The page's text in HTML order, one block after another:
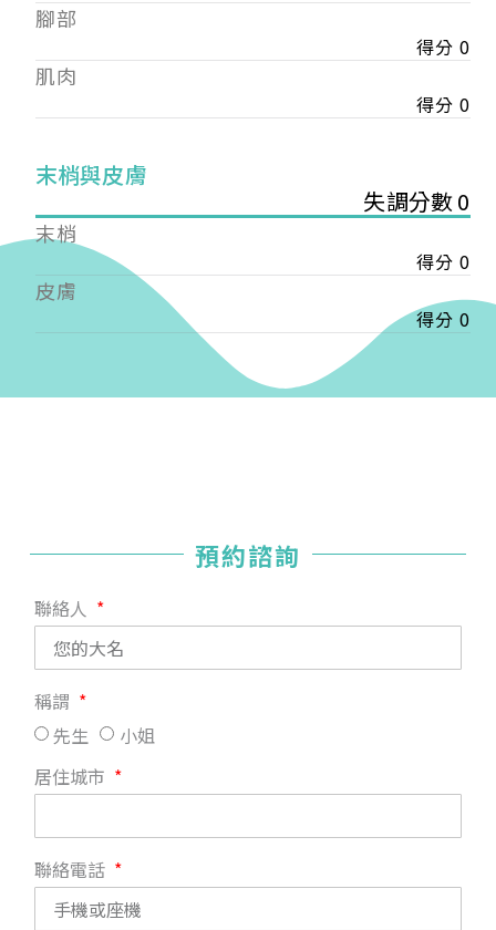
腳部
得分 0
肌肉
得分 0
末梢與皮膚
失調分數 0
末梢
得分 0
皮膚
得分 0
預約諮詢
聯絡人
稱謂
先生
小姐
居住城市
聯絡電話
——
【會費】
個人會員:
入會費新臺幣1200元，於會員入會時繳納；常年會
入會費新臺幣3000元，於會員入會時繳納；常年會
戶名: 社團法人台灣自律神經健康培訓暨發展協會
帳號: 003-03-501566-2
銀行: (013) 國泰世華 南京東路分行